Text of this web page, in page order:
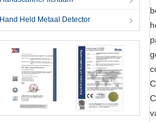
Hand Held Metaal Detector